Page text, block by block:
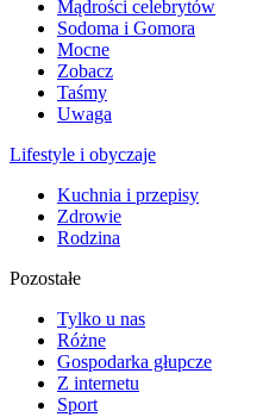
Mądrości celebrytów
Sodoma i Gomora
Mocne
Zobacz
Taśmy
Uwaga
Lifestyle i obyczaje
Kuchnia i przepisy
Zdrowie
Rodzina
Pozostałe
Tylko u nas
Różne
Gospodarka głupcze
Z internetu
Sport